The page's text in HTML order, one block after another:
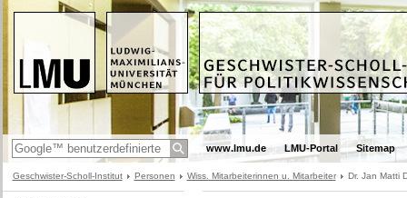
www.lmu.de LMU-Portal Sitemap
Geschwister-Scholl-Institut Personen Wiss. Mitarbeiterinnen u. Mitarbeiter Dr. Jan Matti